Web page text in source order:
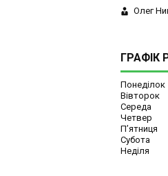
Олег
ГРАФІК
Понеділок
Вівторок
Середа
Четвер
Пʼятниця
Субота
Неділя